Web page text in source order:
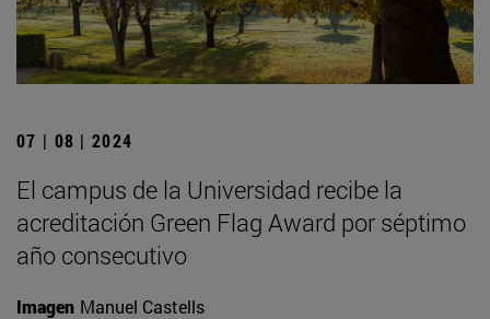
07 | 08 | 2024
El campus de la Universidad recibe la
acreditación Green Flag Award por séptimo
año consecutivo
Imagen Manuel Castells